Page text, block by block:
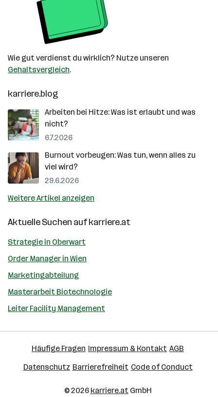
Wie gut verdienst du wirklich? Nutze unseren
Gehaltsvergleich.
karriere.blog
Arbeiten bei Hitze: Was ist erlaubt und was
nicht?
6.7.2026
Burnout vorbeugen: Was tun, wenn alles zu
viel wird?
29.6.2026
Weitere Artikel anzeigen
Aktuelle Suchen aufkarriere.at
Strategie in Oberwart
Order Manager in Wien
Marketingabteilung
Masterarbeit Biotechnologie
Leiter Facility Management
Häufige Fragen Impressum & Kontakt AGB
Datenschutz Barrierefreiheit Code of Conduct
© 2026 karriere.atGmbH